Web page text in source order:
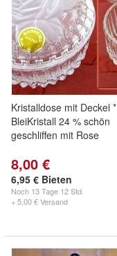
Kristalldose mit Deckel *
BleiKristall 24 % schön
geschliffen mit Rose
8,00 €
6,95 € Bieten
Noch 13 Tage 12 Std.
+ 5,00 € Versand